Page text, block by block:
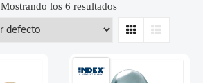
Mostrando los 6 resultados
Grid List